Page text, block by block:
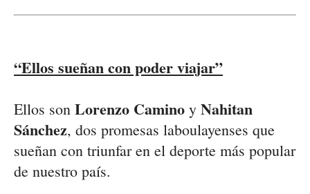
“Ellos sueñan con poder viajar”
Ellos son Lorenzo Camino y Nahitan
Sánchez, dos promesas laboulayenses que
sueñan con triunfar en el deporte más popular
de nuestro país.